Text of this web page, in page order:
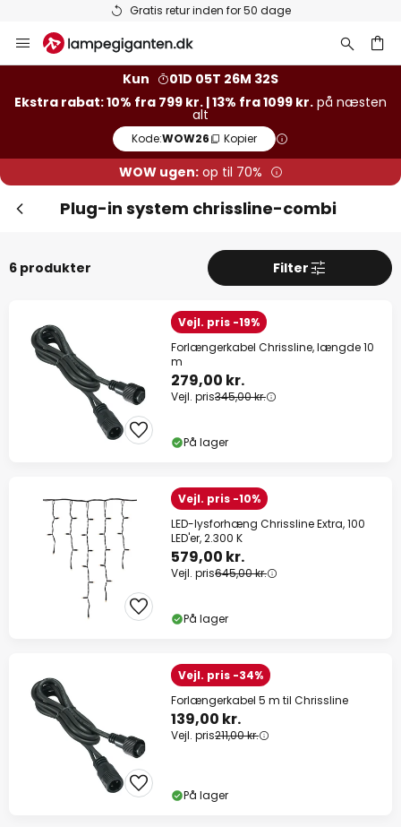
Gratis retur inden for 50 dage
to
Kun
01D 05T 26M 32S
Ekstra rabat: 10% fra 799 kr. | 13% fra 1099 kr. på næsten
alt
Kode:WOW26 Kopier
WOW ugen:op til 70%
Plug-in system chrissline-combi
6 produkter Filter
Vejl. pris -19%
Forlængerkabel Chrissline, længde 10
m
279,00 kr.
Vejl. pris345,00 kr.
På lager
Vejl. pris -10%
LED-lysforhæng Chrissline Extra, 100
LED'er, 2.300 K
579,00 kr.
Vejl. pris645,00 kr.
På lager
Vejl. pris -34%
Forlængerkabel 5 m til Chrissline
139,00 kr.
Vejl. pris211,00 kr.
På lager